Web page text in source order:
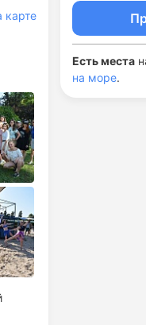
карте
Есть места
на море.